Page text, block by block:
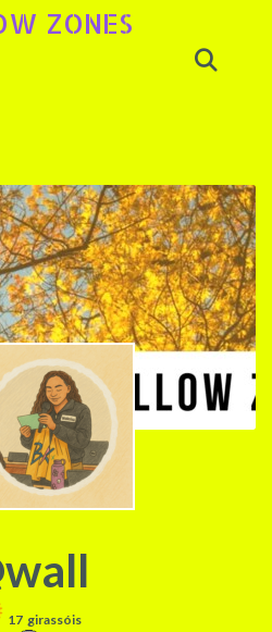
ZONES
17 girassóis